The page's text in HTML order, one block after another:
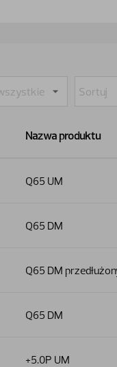
Nazwa produktu
Q65 UM
Q65 DM
Q65 DM
Q65 DM
+5.0P UM